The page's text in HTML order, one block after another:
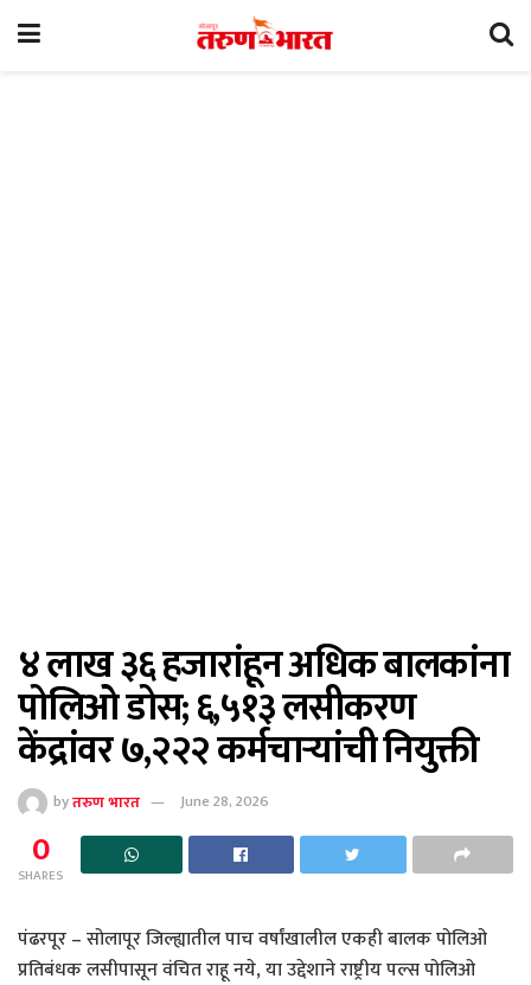
४ लाख ३६ हजारांहून अधिक बालकांना
पोलिओ डोस; ६,५१३ लसीकरण
केंद्रांवर ७,२२२ कर्मचाऱ्यांची नियुक्ती
byतरुण भारत June 28, 2026
0
SHARES
पंढरपूर – सोलापूर जिल्ह्यातील पाच वर्षांखालील एकही बालक पोलिओ
प्रतिबंधक लसीपासून वंचित राहू नये, या उद्देशाने राष्ट्रीय पल्स पोलिओ